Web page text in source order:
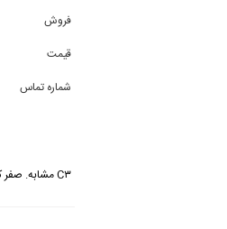
فروش
قیمت
شماره تماس
C۳ مشابه. صفر کیلومتر. واقعى. سرویس. در نمایندگى. ثبت شده.